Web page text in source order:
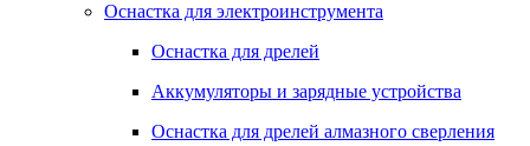
Оснастка для электроинструмента
Оснастка для дрелей
Аккумуляторы и зарядные устройства
Оснастка для дрелей алмазного сверления